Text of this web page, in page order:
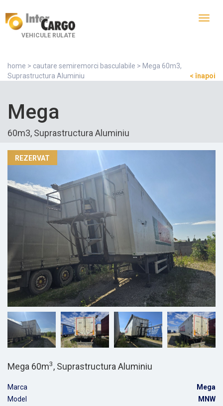
VEHICULE RULATE
home > cautare semiremorci basculabile > Mega 60m3,
Suprastructura Aluminiu
< înapoi
Mega
60m3, Suprastructura Aluminiu
Mega 60m3, Suprastructura Aluminiu
Marca
Mega
Model
MNW